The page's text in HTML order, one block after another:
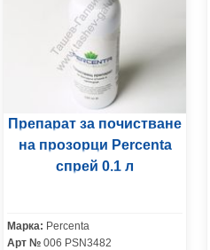
Препарат за почистване
на прозорци Percenta
спрей 0.1 л
Марка: Percenta
Арт № 006 PSN3482